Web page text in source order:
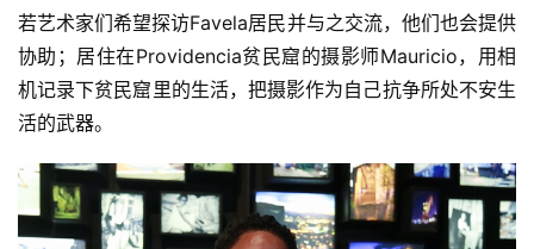
若艺术家们希望探访Favela居民并与之交流，他们也会提供
协助；居住在Providencia贫民窟的摄影师Mauricio，用相
机记录下贫民窟里的生活，把摄影作为自己抗争所处不安生
活的武器。